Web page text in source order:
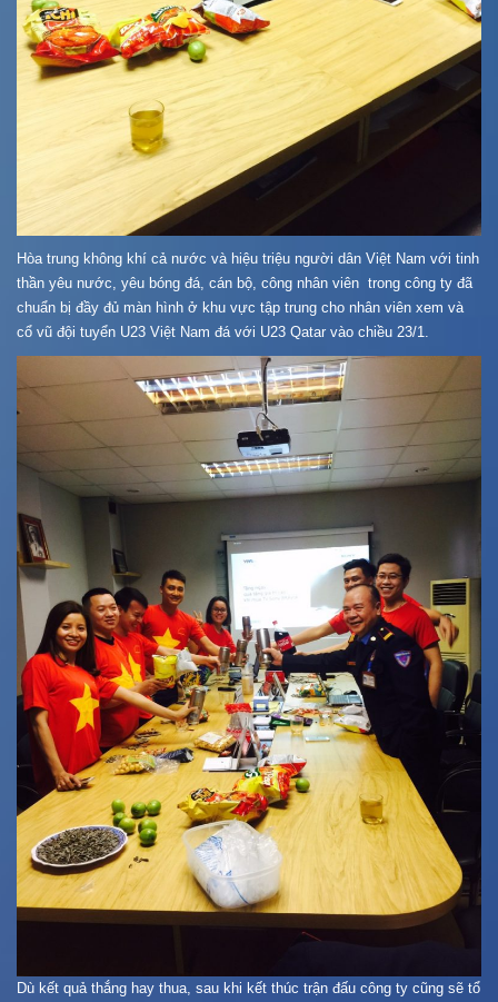
Hòa trung không khí cả nước và hiệu triệu người dân Việt Nam với tinh
thần yêu nước, yêu bóng đá, cán bộ, công nhân viên trong công ty đã
chuẩn bị đầy đủ màn hình ở khu vực tập trung cho nhân viên xem và
cổ vũ đội tuyển U23 Việt Nam đá với U23 Qatar vào chiều 23/1.
Dù kết quả thắng hay thua, sau khi kết thúc trận đấu công ty cũng sẽ tổ